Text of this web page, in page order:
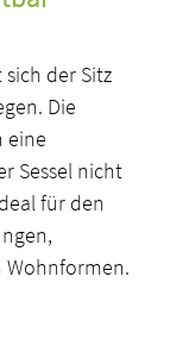
der Sitz
Die
eine
Sessel nicht
für den